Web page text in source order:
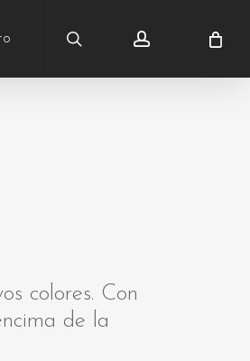
colores. Con
de la